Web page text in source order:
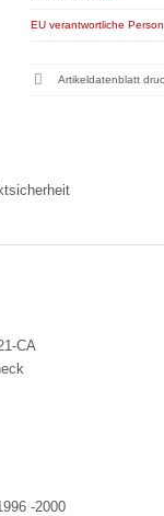
EU verantwortliche Person
Artikeldatenblatt
CA
-2000